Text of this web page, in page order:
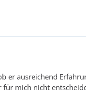
ausreichend
für mich nicht